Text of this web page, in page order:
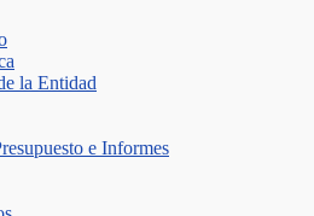
la Entidad
e Informes